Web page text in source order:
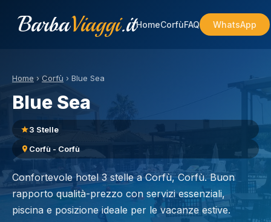
BarbaViaggi.itHomeCorfùFAQ WhatsApp
Home › Corfù › Blue Sea
Blue Sea
3 Stelle
Corfù - Corfù
Confortevole hotel 3 stelle a Corfù, Corfù. Buon
rapporto qualità-prezzo con servizi essenziali,
piscina e posizione ideale per le vacanze estive.